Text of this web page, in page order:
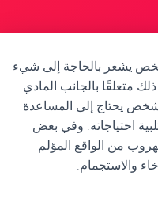
يشعر بالحاجة إلى شيء
متعلقًا بالجانب المادي
يحتاج إلى المساعدة
احتياجاته. وفي بعض
من الواقع المؤلم
والاستجمام.